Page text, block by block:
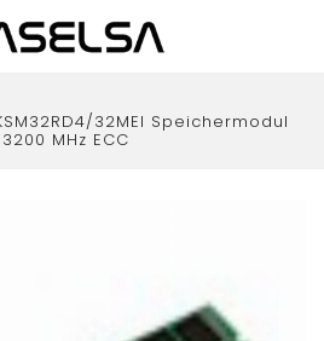
32MEI Speichermodul
MHz ECC